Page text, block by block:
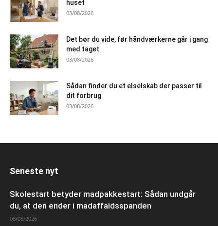
huset
03/08/2026
Det bør du vide, før håndværkerne går i gang
med taget
03/08/2026
Sådan finder du et elselskab der passer til
dit forbrug
03/08/2026
Seneste nyt
Skolestart betyder madpakkestart: Sådan undgår
du, at den ender i madaffaldsspanden
08/08/2026